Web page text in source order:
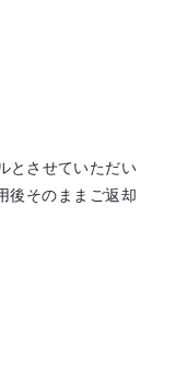
とさせていただい
後そのままご返却